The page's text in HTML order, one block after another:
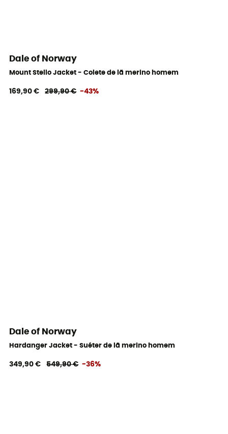
Dale of Norway
Mount Stello Jacket - Colete de lã merino homem
169,90 € 299,90 € -43%
Dale of Norway
Hardanger Jacket - Suéter de lã merino homem
349,90 € 549,90 € -36%